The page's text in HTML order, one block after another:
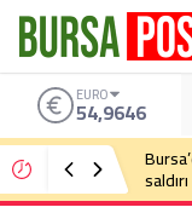
ALTIN
6.488,95